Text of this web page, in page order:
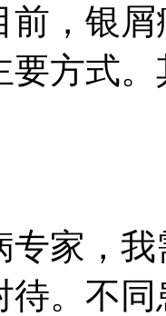
前，银
要方式
专家，
待。不